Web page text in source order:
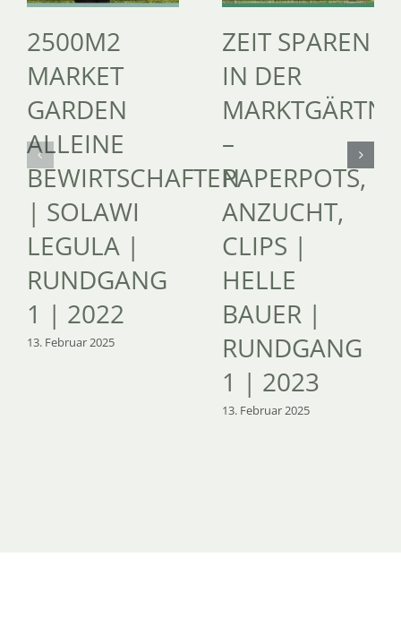
2500M2
MARKET
GARDEN
ALLEINE
BEWIRTSCHAFTEN
| SOLAWI
LEGULA |
RUNDGANG
1 | 2022
13. Februar 2025
ZEIT SPAREN
IN DER
–
PAPERPOTS,
ANZUCHT,
CLIPS |
HELLE
BAUER |
RUNDGANG
1 | 2023
13. Februar 2025